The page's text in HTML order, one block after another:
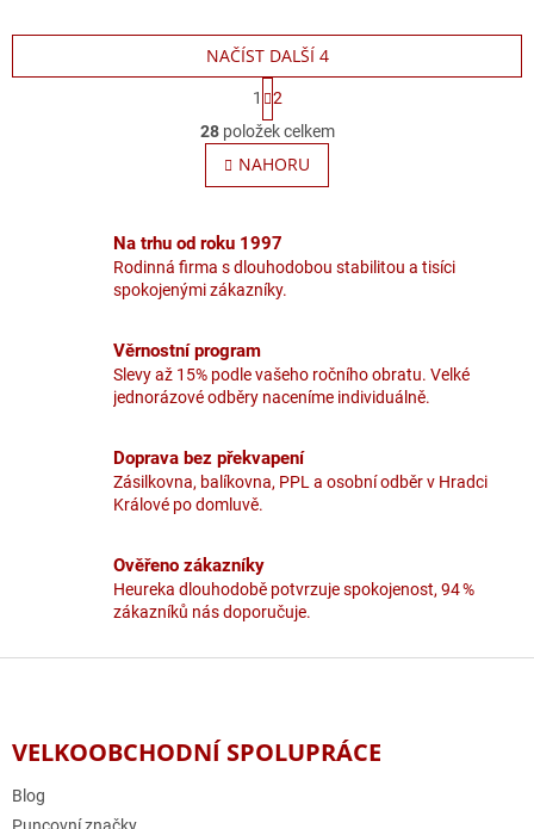
náplň pro...
O
v
l
á
a
c
í
p
k
y
p
i
NAČÍST DALŠÍ 4
S
t
r
á
n
k
á
n
í
1
2
28položek celkem
NAHORU
Na trhu od roku 1997
Rodinná firma s dlouhodobou stabilitou a tisíci
spokojenými zákazníky.
Věrnostní program
Slevy až 15% podle vašeho ročního obratu. Velké
jednorázové odběry naceníme individuálně.
Doprava bez překvapení
Zásilkovna, balíkovna, PPL a osobní odběr v Hradci
Králové po domluvě.
Ověřeno zákazníky
Heureka dlouhodobě potvrzuje spokojenost, 94 %
zákazníků nás doporučuje.
Z
VELKOOBCHODNÍ SPOLUPRÁCE
Blog